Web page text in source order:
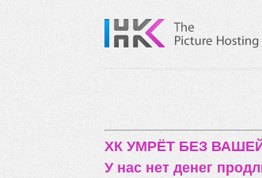
ХК УМРЁТ БЕЗ
У нас нет денег